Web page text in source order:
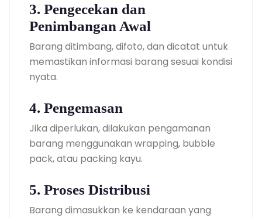
3. Pengecekan dan
Penimbangan Awal
Barang ditimbang, difoto, dan dicatat untuk
memastikan informasi barang sesuai kondisi
nyata.
4. Pengemasan
Jika diperlukan, dilakukan pengamanan
barang menggunakan wrapping, bubble
pack, atau packing kayu.
5. Proses Distribusi
Barang dimasukkan ke kendaraan yang